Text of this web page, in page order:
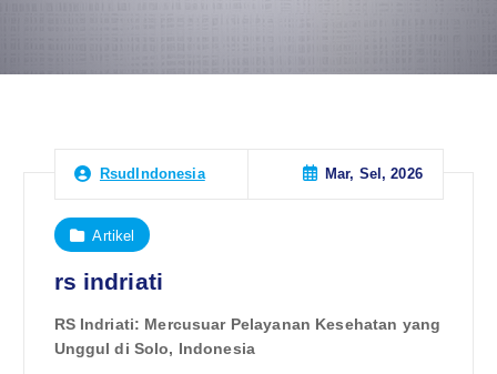
RsudIndonesia Mar, Sel, 2026
Artikel
rs indriati
RS Indriati: Mercusuar Pelayanan Kesehatan yang
Unggul di Solo, Indonesia